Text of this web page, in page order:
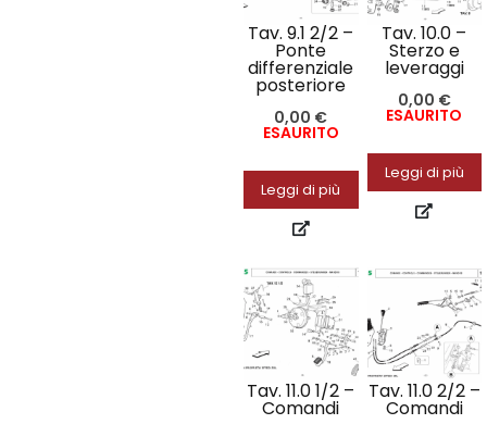
Tav. 9.1 2/2 –
Ponte
differenziale
posteriore
0,00 €
ESAURITO
Leggi di più
Tav. 10.0 –
Sterzo e
leveraggi
0,00 €
ESAURITO
Leggi di più
Tav. 11.0 1/2 –
Comandi
Tav. 11.0 2/2 –
Comandi